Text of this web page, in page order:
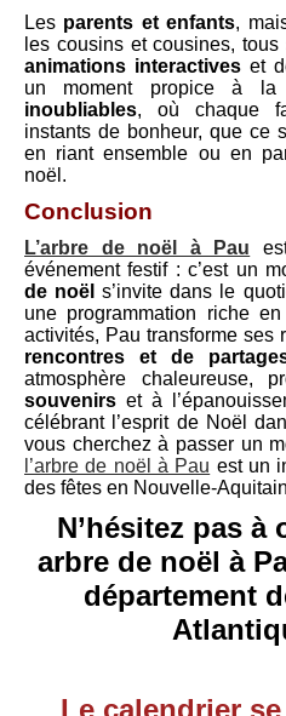
Les parents et enfants,
les cousins et cousines,
animations interactives et
un moment propice à
inoubliables, où chaque
instants de bonheur, que ce
en riant ensemble ou en
noël.
Conclusion
L’arbre de noël à Pau
événement festif : c’est un
de noël s’invite dans le
une programmation riche
activités, Pau transforme ses
rencontres et de
atmosphère
souvenirs et à
célébrant l’esprit de Noël
vous cherchez à passer un
l’arbre de noël à Pau est un
des fêtes en Nouvelle-
N’hésitez pas
arbre de noël à
département
Le calendrier